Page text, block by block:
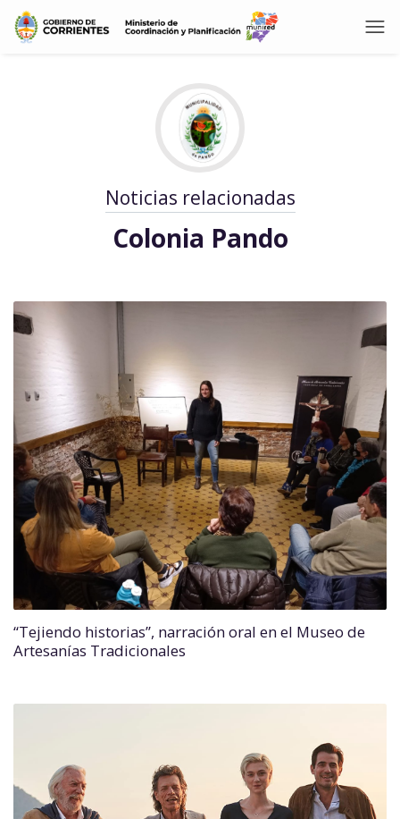
Noticias relacionadas
Colonia Pando
“Tejiendo historias”, narración oral en el Museo de
Artesanías Tradicionales